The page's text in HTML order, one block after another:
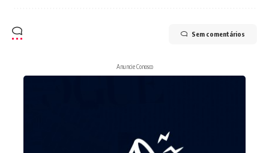
Sem comentários
Anuncie Conosco